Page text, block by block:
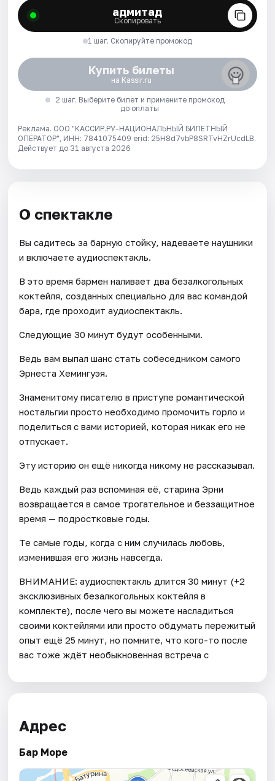
адмитад
Скопировать
1 шаг. Скопируйте промокод
Купить билеты
на Kassir.ru
2 шаг. Выберите билет и примените промокод
до оплаты
Реклама. ООО "КАССИР.РУ-НАЦИОНАЛЬНЫЙ БИЛЕТНЫЙ
ОПЕРАТОР", ИНН: 7841075409 erid: 25H8d7vbP8SRTvHZrUcdLB.
Действует до 31 августа 2026
О спектакле
Вы садитесь за барную стойку, надеваете наушники
и включаете аудиоспектакль.
В это время бармен наливает два безалкогольных
коктейля, созданных специально для вас командой
бара, где проходит аудиоспектакль.
Следующие 30 минут будут особенными.
Ведь вам выпал шанс стать собеседником самого
Эрнеста Хемингуэя.
Знаменитому писателю в приступе романтической
ностальгии просто необходимо промочить горло и
поделиться с вами историей, которая никак его не
отпускает.
Эту историю он ещё никогда никому не рассказывал.
Ведь каждый раз вспоминая её, старина Эрни
возвращается в самое трогательное и беззащитное
время — подростковые годы.
Те самые годы, когда с ним случилась любовь,
изменившая его жизнь навсегда.
ВНИМАНИЕ: аудиоспектакль длится 30 минут (+2
эксклюзивных безалкогольных коктейля в
комплекте), после чего вы можете насладиться
своими коктейлями или просто обдумать пережитый
опыт ещё 25 минут, но помните, что кого-то после
вас тоже ждёт необыкновенная встреча с
Адрес
Бар Море